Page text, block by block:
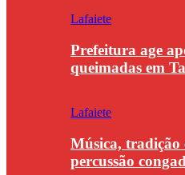
Lafaiete
Prefeitura age
queimadas em
Lafaiete
Música, tradição
percussão